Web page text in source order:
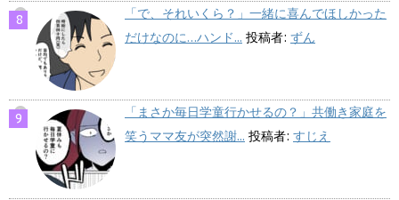
「で、それいくら？」一緒に喜んでほしかった
だけなのに…ハンド... 投稿者: ずん
「まさか毎日学童行かせるの？」共働き家庭を
笑うママ友が突然謝... 投稿者: すじえ